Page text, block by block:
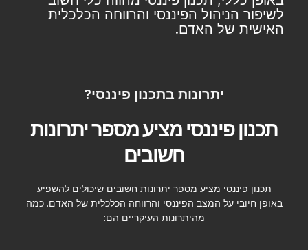
לשיפור הניהול הפיננסי והרווחה הכלכלית
האישית של האדם.
יתרונות בתכנון פיננסי?
תכנון פיננסי מציע מספר יתרונות
חשובים
תכנון פיננסי מציע מספר יתרונות חשובים שיכולים להשפיע
באופן חיובי על המצב הפיננסי והרווחה הכלכלית של האדם. כמה
מהיתרונות העיקריים הם: